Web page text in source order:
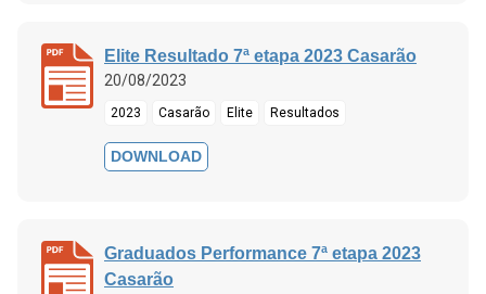
Elite Resultado 7ª etapa 2023 Casarão
20/08/2023
2023 Casarão Elite Resultados
DOWNLOAD
Graduados Performance 7ª etapa 2023
Casarão